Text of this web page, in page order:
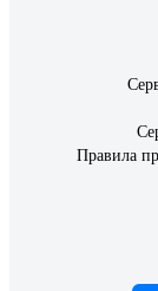
Правила